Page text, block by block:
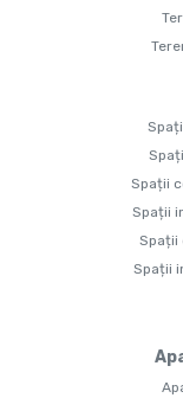
Spații
Spații
Spații
Spații